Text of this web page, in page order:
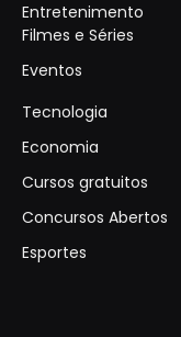
Entretenimento
Filmes e Séries
Eventos
Tecnologia
Economia
Cursos gratuitos
Concursos Abertos
Esportes